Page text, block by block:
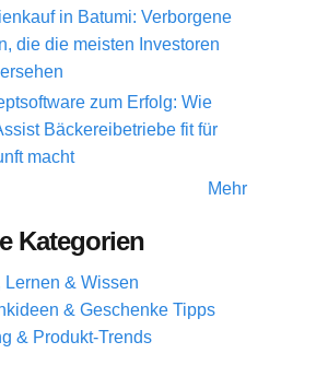
in Batumi: Verborgene
die die meisten Investoren
zum Erfolg: Wie
Bäckereibetriebe fit für
macht
Mehr
Kategorien
Lernen & Wissen
& Geschenke Tipps
& Produkt-Trends